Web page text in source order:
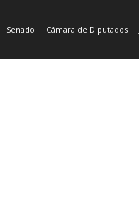
Senado Cámara de Diputados